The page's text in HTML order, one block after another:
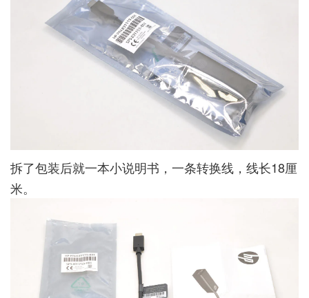
拆了包装后就一本小说明书，一条转换线，线长18厘
米。